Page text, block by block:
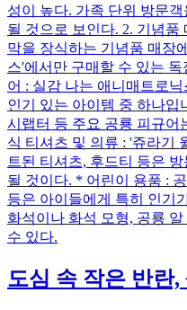
성이 높다. 가족 단위 방문
될 것으로 보인다. 2. 기념품
막을 장식하는 기념품 매장
스'에서만 구매할 수 있는 독
어 : 실감 나는 애니매트로
인기 있는 아이템 중 하나입
시랩터 등 주요 공룡 피규어
식 티셔츠 및 의류 : '쥬라기
트된 티셔츠, 후드티 등은
될 것이다. * 어린이 용품 :
등은 아이들에게 특히 인기
화석이나 화석 모형, 공룡
수 있다.
도심 속 작은 반란